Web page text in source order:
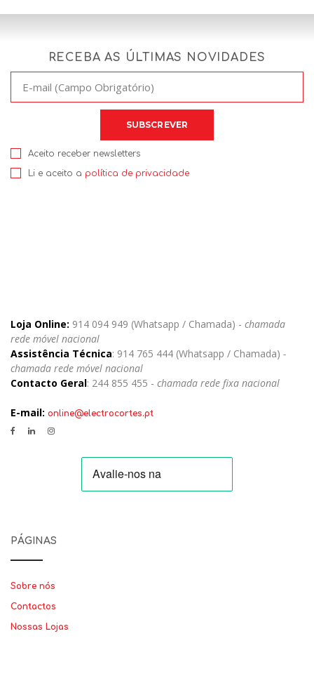
RECEBA AS ÚLTIMAS NOVIDADES
Aceito receber newsletters
Li e aceito a política de privacidade
Loja Online: 914 094 949 (Whatsapp / Chamada) - chamada
rede móvel nacional
Assistência Técnica: 914 765 444 (Whatsapp / Chamada) -
chamada rede móvel nacional
Contacto Geral: 244 855 455 - chamada rede fixa nacional
E-mail: online@electrocortes.pt
PÁGINAS
Sobre nós
Contactos
Nossas Lojas